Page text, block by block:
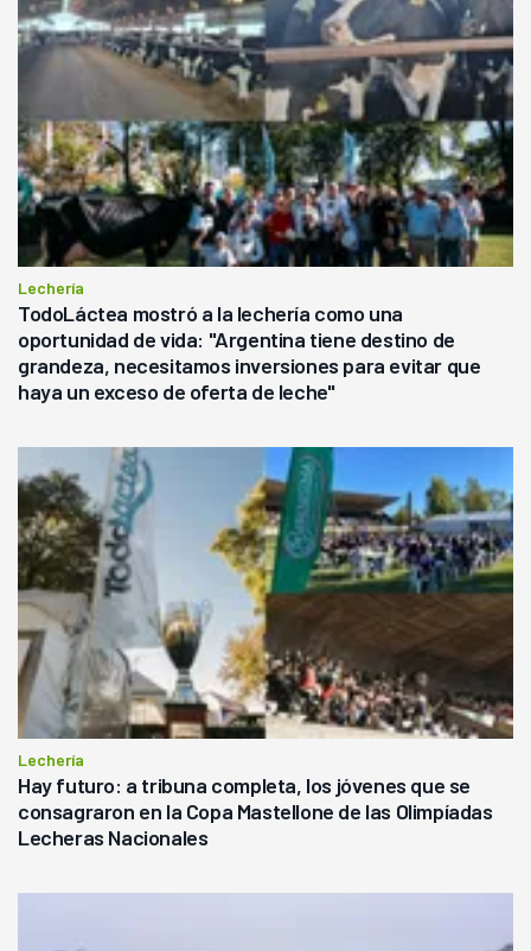
Lechería
TodoLáctea mostró a la lechería como una
oportunidad de vida: "Argentina tiene destino de
grandeza, necesitamos inversiones para evitar que
haya un exceso de oferta de leche"
Lechería
Hay futuro: a tribuna completa, los jóvenes que se
consagraron en la Copa Mastellone de las Olimpíadas
Lecheras Nacionales